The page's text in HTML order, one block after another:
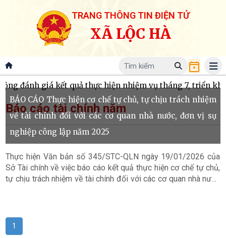
TRANG THÔNG TIN ĐIỆN TỬ
XÃ LỘC HÀ
đánh giá kết quả thực hiện nhiệm vụ tháng 7, triển khai
Báo cáo tài chính năm
BÁO CÁO Thực hiện cơ chế tự chủ, tự chịu trách nhiệm
về tài chính đối với các cơ quan nhà nước, đơn vị sự
nghiệp công lập năm 2025
Thực hiện Văn bản số 345/STC-QLN ngày 19/01/2026 của
Sở Tài chính về việc báo cáo kết quả thực hiện cơ chế tự chủ,
tự chịu trách nhiệm về tài chính đối với các cơ quan nhà nước
1